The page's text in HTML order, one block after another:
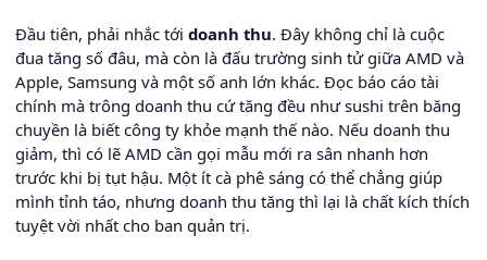
Đầu tiên, phải nhắc tới doanh thu. Đây không chỉ là cuộc
đua tăng số đâu, mà còn là đấu trường sinh tử giữa AMD và
Apple, Samsung và một số anh lớn khác. Đọc báo cáo tài
chính mà trông doanh thu cứ tăng đều như sushi trên băng
chuyền là biết công ty khỏe mạnh thế nào. Nếu doanh thu
giảm, thì có lẽ AMD cần gọi mẫu mới ra sân nhanh hơn
trước khi bị tụt hậu. Một ít cà phê sáng có thể chẳng giúp
mình tỉnh táo, nhưng doanh thu tăng thì lại là chất kích thích
tuyệt vời nhất cho ban quản trị.